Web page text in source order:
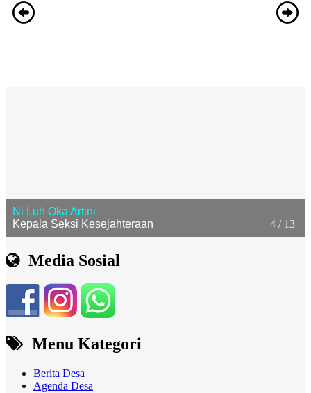
4 / 13
Ni Luh Oka Artini
Kepala Seksi Kesejahteraan
Media Sosial
Menu Kategori
Berita Desa
Agenda Desa